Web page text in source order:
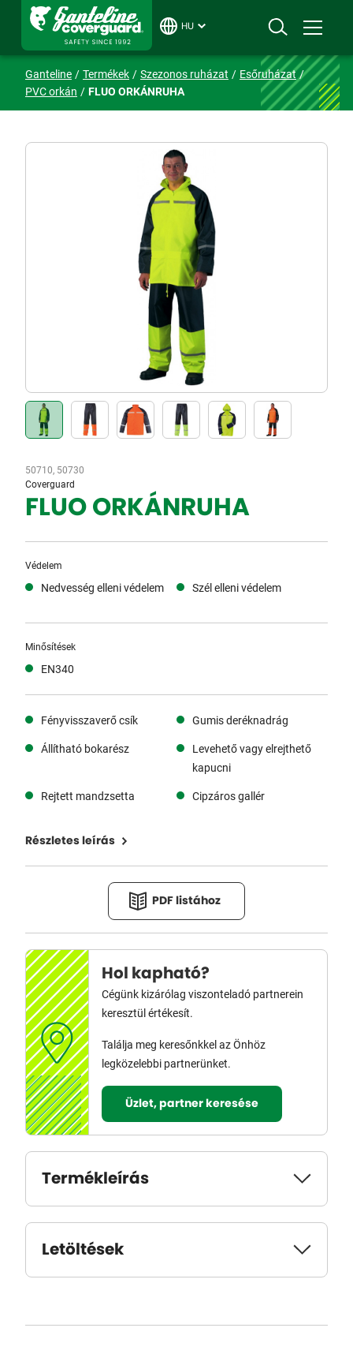
HU
Ganteline Termékek Szezonos ruházat
Esőruházat
PVC orkán
FLUO ORKÁNRUHA
50710, 50730
Coverguard
FLUO ORKÁNRUHA
Védelem
Nedvesség elleni védelem Szél elleni védelem
Minősítések
EN340
Fényvisszaverő csík
Gumis deréknadrág
Állítható bokarész
Levehető vagy elrejthető
kapucni
Rejtett mandzsetta
Cipzáros gallér
Részletes leírás
PDF listához
Hol kapható?
Cégünk kizárólag viszonteladó partnerein
keresztül értékesít.
Találja meg keresőnkkel az Önhöz
legközelebbi partnerünket.
Üzlet, partner keresése
Termékleírás
Letöltések